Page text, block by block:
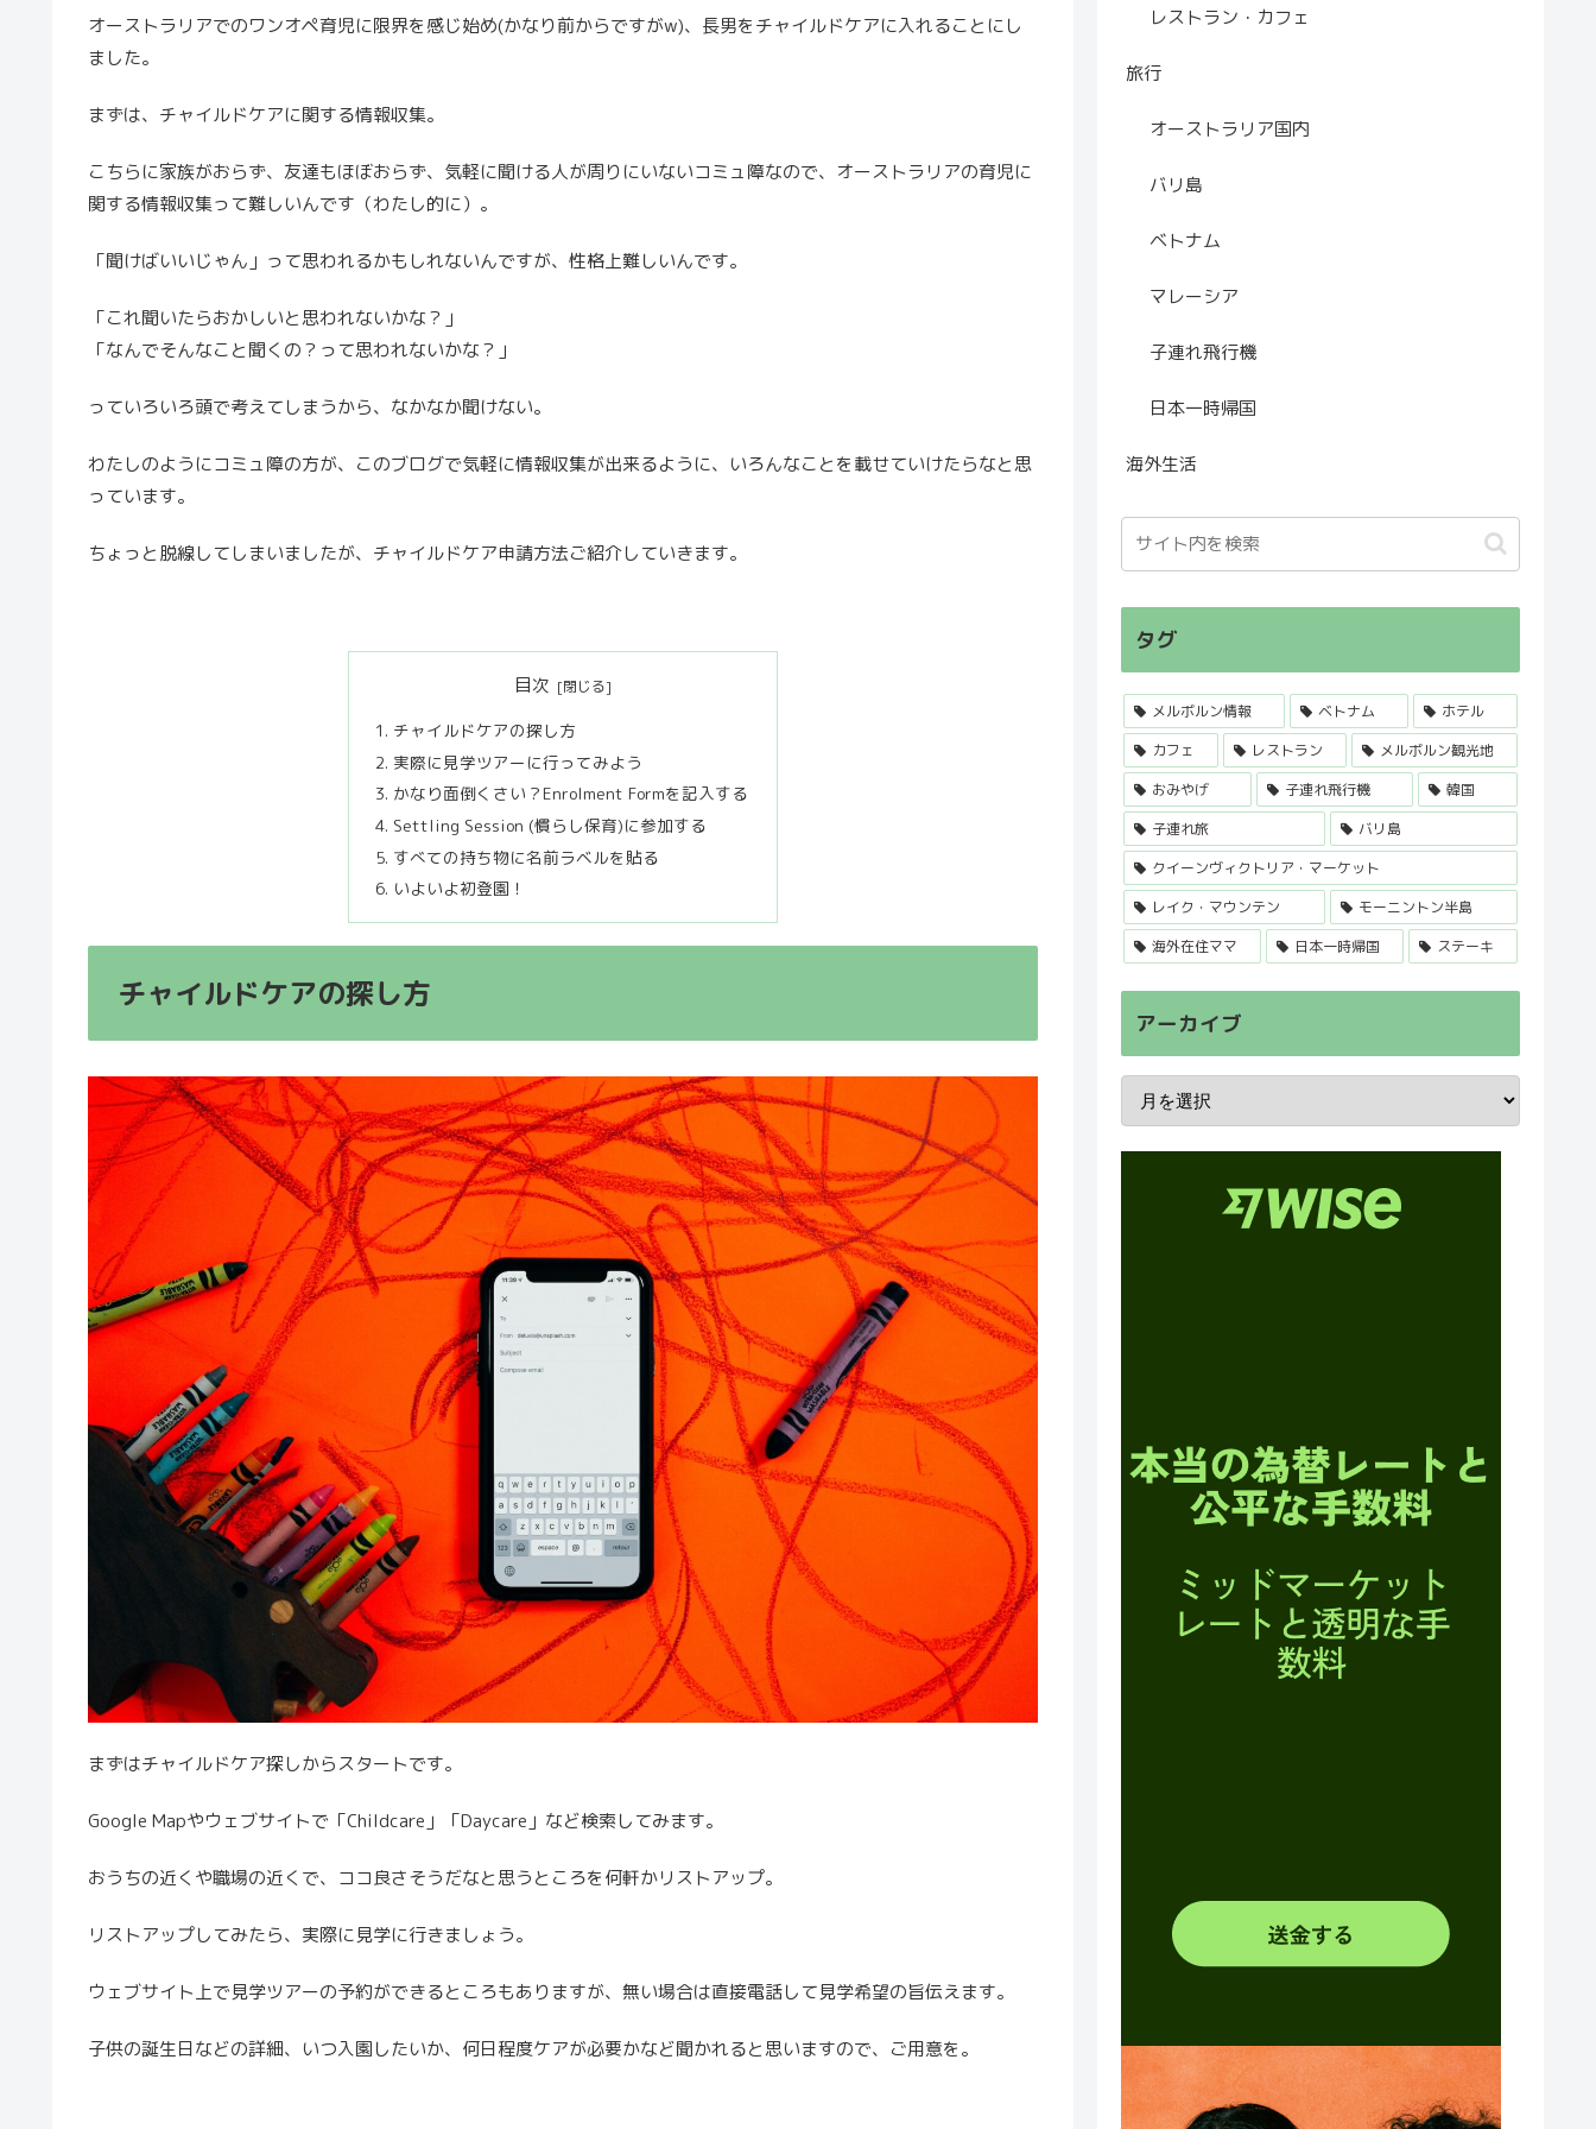
オーストラリアでのワンオペ育児に限界を感じ始め(かなり前からですがw)、長男をチャイルドケアに入れることにし
ました。
まずは、チャイルドケアに関する情報収集。
こちらに家族がおらず、友達もほぼおらず、気軽に聞ける人が周りにいないコミュ障なので、オーストラリアの育児に
関する情報収集って難しいんです（わたし的に）。
「聞けばいいじゃん」って思われるかもしれないんですが、性格上難しいんです。
「これ聞いたらおかしいと思われないかな？」
「なんでそんなこと聞くの？って思われないかな？」
っていろいろ頭で考えてしまうから、なかなか聞けない。
わたしのようにコミュ障の方が、このブログで気軽に情報収集が出来るように、いろんなことを載せていけたらなと思
っています。
ちょっと脱線してしまいましたが、チャイルドケア申請方法ご紹介していきます。
目次
チャイルドケアの探し方
実際に見学ツアーに行ってみよう
かなり面倒くさい？Enrolment Formを記入する
Settling Session (慣らし保育)に参加する
すべての持ち物に名前ラベルを貼る
いよいよ初登園！
チャイルドケアの探し方
まずはチャイルドケア探しからスタートです。
Google Mapやウェブサイトで「Childcare」「Daycare」など検索してみます。
おうちの近くや職場の近くで、ココ良さそうだなと思うところを何軒かリストアップ。
リストアップしてみたら、実際に見学に行きましょう。
ウェブサイト上で見学ツアーの予約ができるところもありますが、無い場合は直接電話して見学希望の旨伝えます。
子供の誕生日などの詳細、いつ入園したいか、何日程度ケアが必要かなど聞かれると思いますので、ご用意を。
レストラン・カフェ
旅行
オーストラリア国内
バリ島
ベトナム
マレーシア
子連れ飛行機
日本一時帰国
海外生活
タグ
メルボルン情報 ベトナム
ホテル
カフェ
レストラン
メルボルン観光地
おみやげ
子連れ飛行機
韓国
子連れ旅
バリ島
クイーンヴィクトリア・マーケット
レイク・マウンテン
モーニントン半島
海外在住ママ
日本一時帰国 ステーキ
アーカイブ